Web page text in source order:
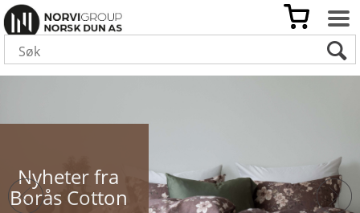
Nyheter fra
Borås Cotton